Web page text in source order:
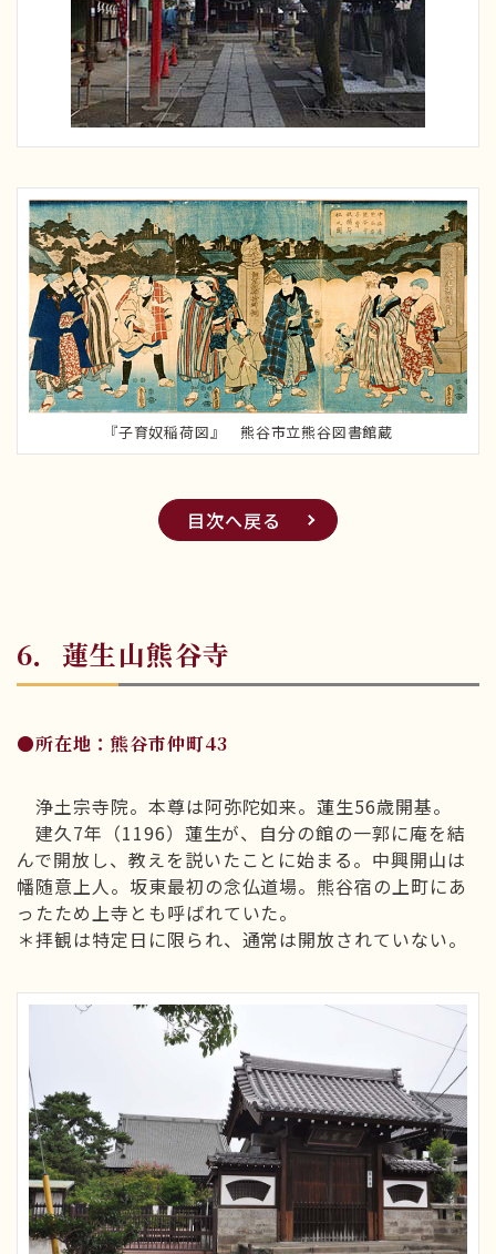
『子育奴稲荷図』 熊谷市立熊谷図書館蔵
目次へ戻る
6．蓮生山熊谷寺
●所在地：熊谷市仲町43
浄土宗寺院。本尊は阿弥陀如来。蓮生56歳開基。
建久7年（1196）蓮生が、自分の館の一郭に庵を結
んで開放し、教えを説いたことに始まる。中興開山は
幡随意上人。坂東最初の念仏道場。熊谷宿の上町にあ
ったため上寺とも呼ばれていた。
＊拝観は特定日に限られ、通常は開放されていない。